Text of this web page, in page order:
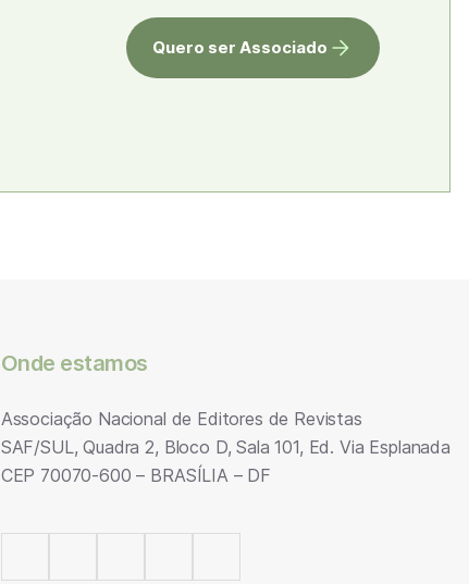
Quero ser Associado
Onde estamos
Associação Nacional de Editores de Revistas
SAF/SUL, Quadra 2, Bloco D, Sala 101, Ed. Via Esplanada
CEP 70070-600 – BRASÍLIA – DF